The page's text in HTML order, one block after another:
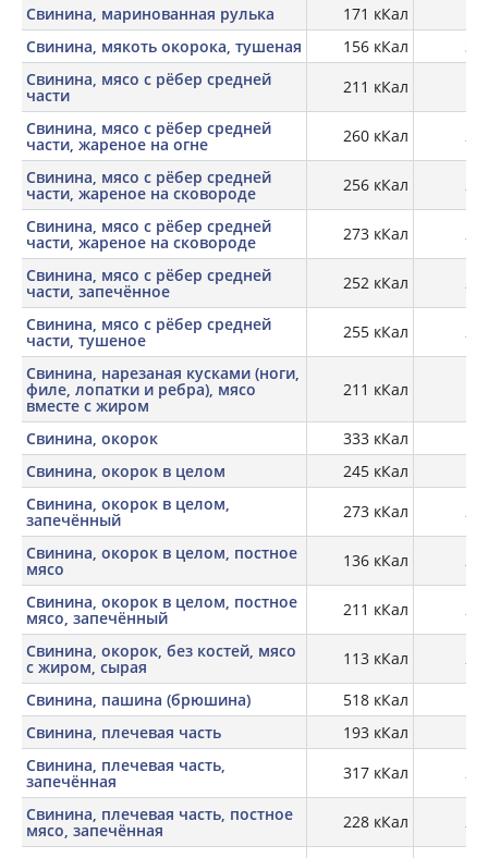
Свинина, маринованная рулька
171 кКал
Свинина, мякоть окорока, тушеная
156 кКал
Свинина, мясо с рёбер средней
части 211 кКал
Свинина, мясо с рёбер средней
части, жареное на огне 260 кКал
Свинина, мясо с рёбер средней
части, жареное на сковороде 256 кКал
Свинина, мясо с рёбер средней
части, жареное на сковороде 273 кКал
Свинина, мясо с рёбер средней
части, запечённое 252 кКал
Свинина, мясо с рёбер средней
части, тушеное 255 кКал
Свинина, нарезаная кусками (ноги,
филе, лопатки и ребра), мясо
вместе с жиром
211 кКал
Свинина, окорок 333 кКал
Свинина, окорок в целом
245 кКал
Свинина, окорок в целом,
запечённый 273 кКал
Свинина, окорок в целом, постное
мясо 136 кКал
Свинина, окорок в целом, постное
мясо, запечённый 211 кКал
Свинина, окорок, без костей, мясо
с жиром, сырая 113 кКал
Свинина, пашина (брюшина)
518 кКал
Свинина, плечевая часть
193 кКал
Свинина, плечевая часть,
запечённая 317 кКал
Свинина, плечевая часть, постное
мясо, запечённая 228 кКал